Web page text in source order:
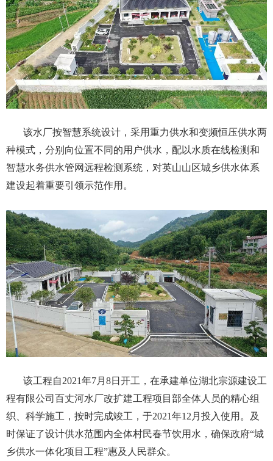
该水厂按智慧系统设计，采用重力供水和变频恒压供水两
种模式，分别向位置不同的用户供水，配以水质在线检测和
智慧水务供水管网远程检测系统，对英山山区城乡供水体系
建设起着重要引领示范作用。
该工程自2021年7月8日开工，在承建单位湖北宗源建设工
程有限公司 百丈河水厂改扩建工程项目部全体人员的精心组
织、科学施工，按时完成竣工，于2021年12月投入使用。及
时保证了设计供水范围内全体村民春节饮用水，确保政府“城
乡供水一体化项目工程”惠及人民群众。